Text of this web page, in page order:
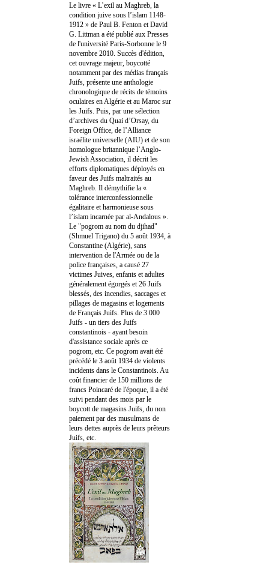
Le livre « L’exil au Maghreb, la
condition juive sous l’islam 1148-
1912 » de Paul B. Fenton et David
G. Littman a été publié aux Presses
de l'université Paris-Sorbonne le 9
novembre 2010. Succès d'édition,
cet ouvrage majeur, boycotté
notamment par des médias français
Juifs, présente une anthologie
chronologique de récits de témoins
oculaires en Algérie et au Maroc sur
les Juifs. Puis, par une sélection
d’archives du Quai d’Orsay, du
Foreign Office, de l’Alliance
israélite universelle (AIU) et de son
homologue britannique l’Anglo-
Jewish Association, il décrit les
efforts diplomatiques déployés en
faveur des Juifs maltraités au
Maghreb. Il démythifie la «
tolérance interconfessionnelle
égalitaire et harmonieuse sous
l’islam incarnée par al-Andalous ».
Le "pogrom au nom du djihad"
(Shmuel Trigano) du 5 août 1934, à
Constantine (Algérie), sans
intervention de l'Armée ou de la
police françaises, a causé 27
victimes Juives, enfants et adultes
généralement égorgés et 26 Juifs
blessés, des incendies, saccages et
pillages de magasins et logements
de Français Juifs. Plus de 3 000
Juifs - un tiers des Juifs
constantinois - ayant besoin
d'assistance sociale après ce
pogrom, etc. Ce pogrom avait été
précédé le 3 août 1934 de violents
incidents dans le Constantinois. Au
coût financier de 150 millions de
francs Poincaré de l'époque, il a été
suivi pendant des mois par le
boycott de magasins Juifs, du non
paiement par des musulmans de
leurs dettes auprès de leurs prêteurs
Juifs, etc.